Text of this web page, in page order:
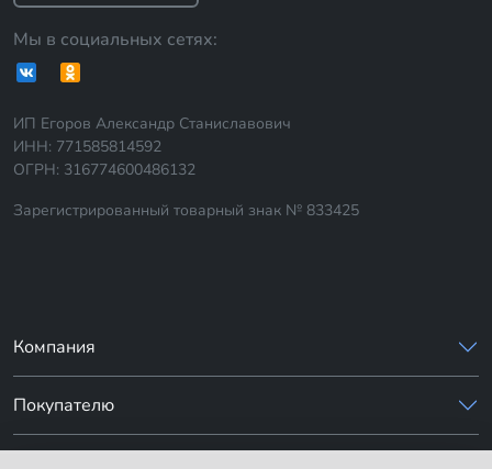
Мы в социальных сетях:
ИП Егоров Александр Станиславович
ИНН: 771585814592
ОГРН: 316774600486132
Зарегистрированный товарный знак № 833425
Компания
Покупателю